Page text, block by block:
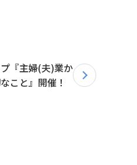
『主婦(夫)業か
こと』開催！